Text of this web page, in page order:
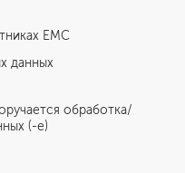
EMC
данных
обработка/
(-е)